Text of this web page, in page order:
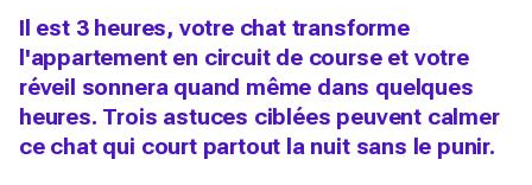
Il est 3 heures, votre chat transforme
l'appartement en circuit de course et votre
réveil sonnera quand même dans quelques
heures. Trois astuces ciblées peuvent calmer
ce chat qui court partout la nuit sans le punir.